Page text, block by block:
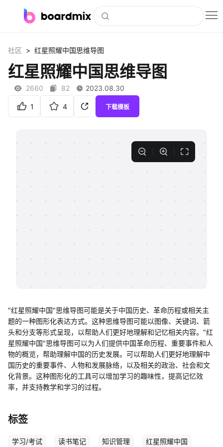
社区资源
下载
会员
客户案例
知识分享社区
社区 > 红星照耀中国思维导图
红星照耀中国思维导图
2660 82 2023.08.30
1 4 下载模板
"红星照耀中国"思维导图可能是关于中国历史、革命历程或相关主
题的一种图形化表达方式。这种思维导图可能以图像、关键词、箭
头和分支等形式呈现，以帮助人们更好地理解和记忆相关内容。"红
星照耀中国"思维导图可以为人们提供中国革命历程、重要事件和人
物的概览，帮助理解中国的历史发展。可以帮助人们更好地理解中
国历史的重要事件、人物和发展脉络，以及相关的政治、社会和文
化背景。这种图形化的工具可以增加学习的趣味性，提高记忆效
率，并支持教学和学习的过程。
标签
学习/考试 读书笔记 知识管理 红星照耀中国